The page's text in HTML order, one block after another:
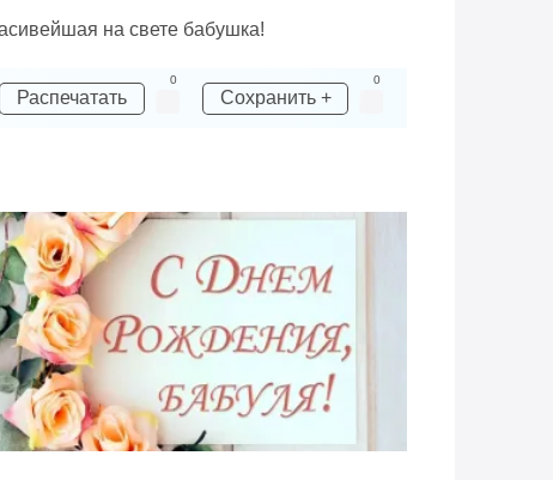
на свете бабушка!
Распечатать
0
Сохранить +
0